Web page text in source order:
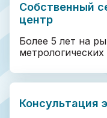
Собственный
центр
Более 5 лет на
метрологических
Консультация